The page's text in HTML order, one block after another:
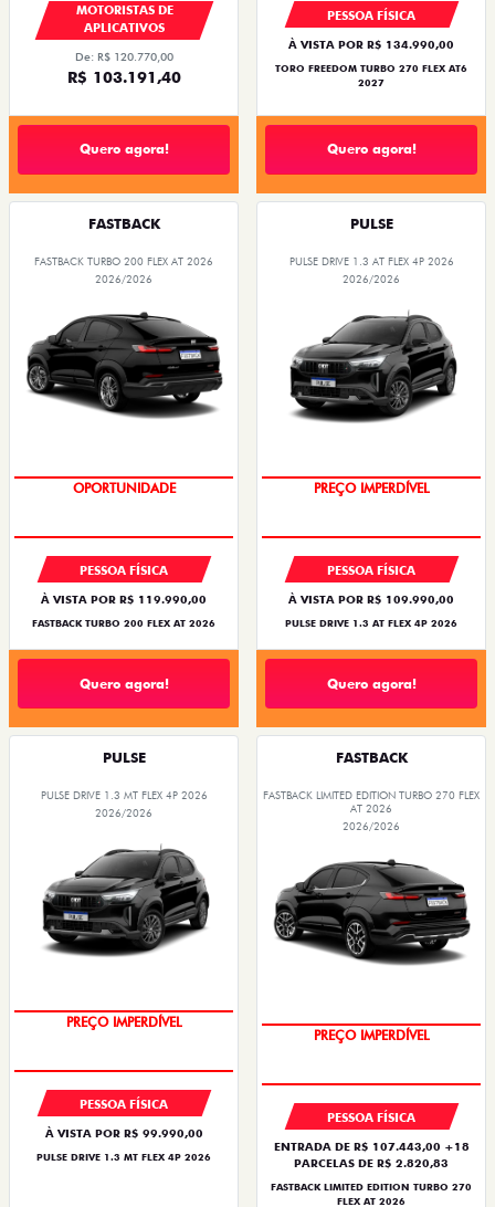
MOTORISTAS DE
APLICATIVOS
De: R$ 120.770,00
R$ 103.191,40
Quero agora!
PESSOA FÍSICA
À VISTA POR R$ 134.990,00
TORO FREEDOM TURBO 270 FLEX AT6
2027
Quero agora!
FASTBACK
FASTBACK TURBO 200 FLEX AT 2026
2026/2026
OPORTUNIDADE
PESSOA FÍSICA
À VISTA POR R$ 119.990,00
FASTBACK TURBO 200 FLEX AT 2026
Quero agora!
PULSE
PULSE DRIVE 1.3 AT FLEX 4P 2026
2026/2026
O SUV AUTOMÁTICO MAIS
PESSOA FÍSICA
À VISTA POR R$ 109.990,00
PULSE DRIVE 1.3 AT FLEX 4P 2026
Quero agora!
PULSE
PULSE DRIVE 1.3 MT FLEX 4P 2026
2026/2026
OPORTUNIDADE
PESSOA FÍSICA
À VISTA POR R$ 99.990,00
PULSE DRIVE 1.3 MT FLEX 4P 2026
FASTBACK
FASTBACK LIMITED EDITION TURBO 270 FLEX
AT 2026
2026/2026
COM USADO NA TROCA
PESSOA FÍSICA
ENTRADA DE R$ 107.443,00 +18
PARCELAS DE R$ 2.820,83
FASTBACK LIMITED EDITION TURBO 270
FLEX AT 2026